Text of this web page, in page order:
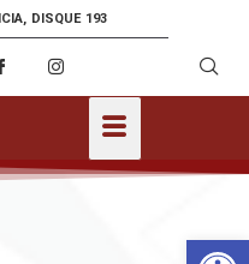
DISQUE 193